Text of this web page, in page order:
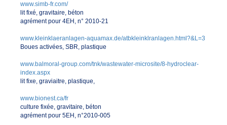
www.simb-fr.com/
lit fixé, gravitaire, béton
agrément pour 4EH, n° 2010-21
www.kleinklaeranlagen-aquamax.de/atbkleinklranlagen.html?&L=3
Boues activées, SBR, plastique
www.balmoral-group.com/tnk/wastewater-microsite/8-hydroclear-
index.aspx
lit fixe, graviaitre, plastique,
www.bionest.ca/fr
culture fixée, gravitaire, béton
agrément pour 5EH, n°2010-005